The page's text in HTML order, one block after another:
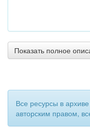
Показать полное
Все ресурсы в
авторским правом,